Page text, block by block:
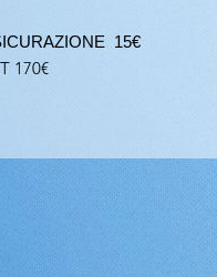
15€
170€